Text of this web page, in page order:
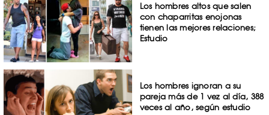
Los hombres altos que salen
con chaparritas enojonas
tienen las mejores relaciones;
Estudio
Los hombres ignoran a su
pareja más de 1 vez al día, 388
veces al año, según estudio